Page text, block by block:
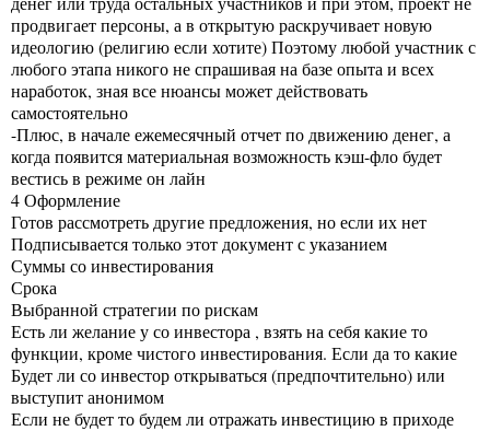
продвигает персоны, а в открытую раскручивает новую
идеологию (религию если хотите) Поэтому любой участник с
любого этапа никого не спрашивая на базе опыта и всех
наработок, зная все нюансы может действовать
самостоятельно
-Плюс, в начале ежемесячный отчет по движению денег, а
когда появится материальная возможность кэш-фло будет
вестись в режиме он лайн
4 Оформление
Готов рассмотреть другие предложения, но если их нет
Подписывается только этот документ с указанием
Суммы со инвестирования
Срока
Выбранной стратегии по рискам
Есть ли желание у со инвестора , взять на себя какие то
функции, кроме чистого инвестирования. Если да то какие
Будет ли со инвестор открываться (предпочтительно) или
выступит анонимом
Если не будет то будем ли отражать инвестицию в приходе